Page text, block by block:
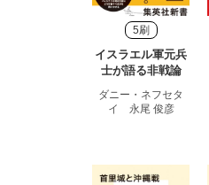
5刷
イスラエル軍元兵
士が語る非戦論
ダニー・ネフセタ
イ 永尾 俊彦